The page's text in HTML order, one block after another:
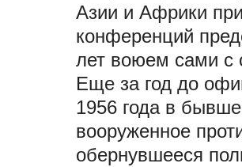
Азии и Африки
конференций
лет воюем сами с
Еще за год до
1956 года в
вооруженное
обернувшееся